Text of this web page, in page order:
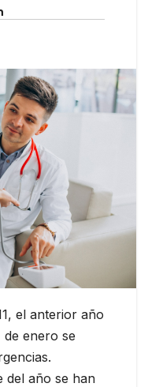
el anterior año
de enero se
del año se han